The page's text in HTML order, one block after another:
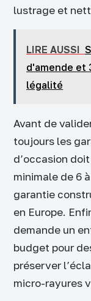
lustrage et
LIRE AUSSI
d'amende et
légalité
Avant de
toujours les
d’occasion
minimale de 6
garantie
en Europe.
demande un
budget pour
préserver
micro-rayures